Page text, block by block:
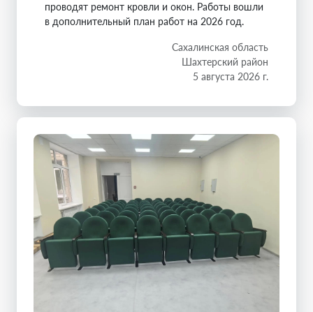
проводят ремонт кровли и окон. Работы вошли
в дополнительный план работ на 2026 год.
Сахалинская область
Шахтерский район
5 августа 2026 г.